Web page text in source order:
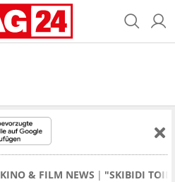
KINO & FILM NEWS "SKIBIDI